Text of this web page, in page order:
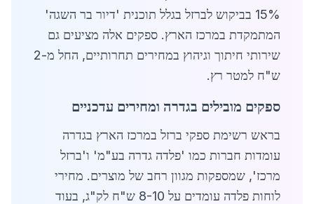
15% בביקוש לברזל בגלל תוכנית 'דיור בר השגה'
המתמקדת במרכז הארץ. ספקים אלה מציעים גם
שירותי חיתוך וגיהוץ במחירים תחרותיים, החל מ-2
ש"ח למטר רץ.
ספקים מובילים בגדרה ומחירים עדכניים
בראש רשימת ספקי ברזל במרכז הארץ בגדרה
עומדות חברות כמו 'פלדה גדרה בע"מ' ו'ברזל
מרכז', שמספקות מגוון רחב של מוצרים. מחירי
לוחות פלדה עומדים על 8-10 ש"ח לק"ג, בעוד